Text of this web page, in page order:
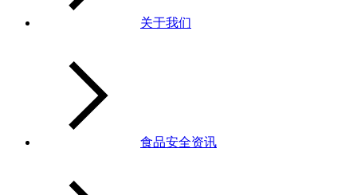
关于我们
食品安全资讯